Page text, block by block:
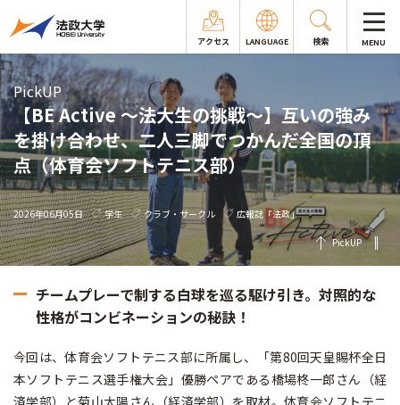
アクセス LANGUAGE 検索 MENU
PickUP
【BE Active ～法大生の挑戦～】互いの強み
を掛け合わせ、二人三脚でつかんだ全国の頂
点（体育会ソフトテニス部）
2026年06月05日 学生 クラブ・サークル 広報誌「法政」
PickUP
チームプレーで制する白球を巡る駆け引き。対照的な
性格がコンビネーションの秘訣！
今回は、体育会ソフトテニス部に所属し、「第80回天皇賜杯全日
本ソフトテニス選手権大会」優勝ペアである橋場柊一郎さん（経
済学部）と菊山太陽さん（経済学部）を取材。体育会ソフトテニ